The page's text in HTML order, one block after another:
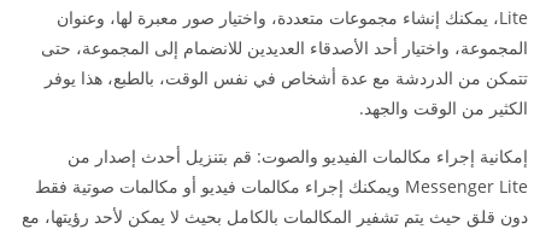
Lite، يمكنك إنشاء مجموعات متعددة، واختيار صور معبرة لها، وعنوان
المجموعة، واختيار أحد الأصدقاء العديدين للانضمام إلى المجموعة، حتى
تتمكن من الدردشة مع عدة أشخاص في نفس الوقت، بالطبع، هذا يوفر
الكثير من الوقت والجهد.
إمكانية إجراء مكالمات الفيديو والصوت: قم بتنزيل أحدث إصدار من
Messenger Lite ويمكنك إجراء مكالمات فيديو أو مكالمات صوتية فقط
دون قلق حيث يتم تشفير المكالمات بالكامل بحيث لا يمكن لأحد رؤيتها، مع